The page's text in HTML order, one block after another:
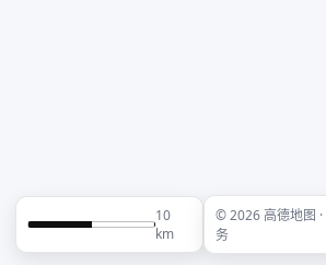
10
km
© 2026 高德地图
务